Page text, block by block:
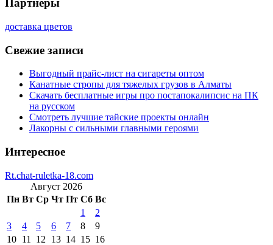
Партнеры
доставка цветов
Свежие записи
Выгодный прайс-лист на сигареты оптом
Канатные стропы для тяжелых грузов в Алматы
Скачать бесплатные игры про постапокалипсис на ПК
на русском
Смотреть лучшие тайские проекты онлайн
Лакорны с сильными главными героями
Интересное
Rt.chat-ruletka-18.com
Август 2026
Пн Вт Ср Чт Пт Сб Вс
1
2
3
4 5 6 7 8
9
10 11 12 13 14 15 16